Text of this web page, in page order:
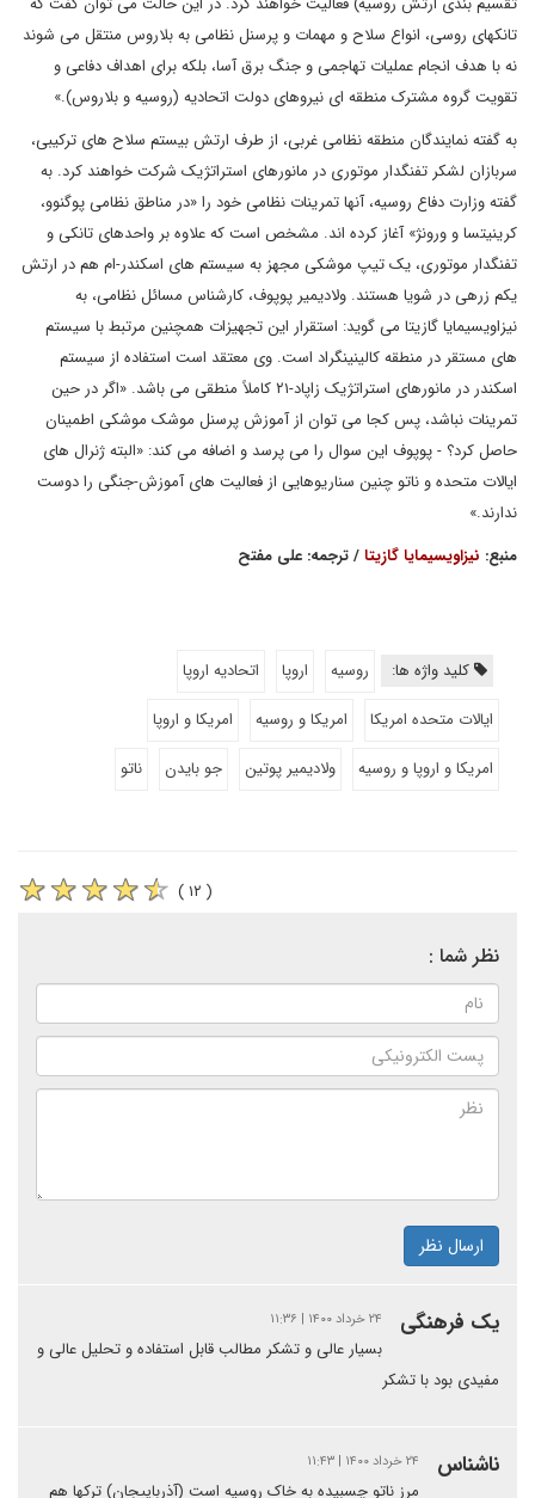
تانکهای روسی، انواع سلاح و مهمات و پرسنل نظامی به بلاروس منتقل می شوند
نه با هدف انجام عملیات تهاجمی و جنگ برق آسا، بلکه برای اهداف دفاعی و
تقویت گروه مشترک منطقه ای نیروهای دولت اتحادیه (روسیه و بلاروس).»
به گفته نمایندگان منطقه نظامی غربی، از طرف ارتش بیستم سلاح های ترکیبی،
سربازان لشکر تفنگدار موتوری در مانورهای استراتژیک شرکت خواهند کرد. به
گفته وزارت دفاع روسیه، آنها تمرینات نظامی خود را «در مناطق نظامی پوگنوو،
کرینیتسا و ورونژ» آغاز کرده اند. مشخص است که علاوه بر واحدهای تانکی و
تفنگدار موتوری، یک تیپ موشکی مجهز به سیستم های اسکندر-ام هم در ارتش
یکم زرهی در شویا هستند. ولادیمیر پوپوف، کارشناس مسائل نظامی، به
نیزاویسیمایا گازیتا می گوید: استقرار این تجهیزات همچنین مرتبط با سیستم
های مستقر در منطقه کالینینگراد است. وی معتقد است استفاده از سیستم
اسکندر در مانورهای استراتژیک زاپاد-۲۱ کاملاً منطقی می باشد. «اگر در حین
تمرینات نباشد، پس کجا می توان از آموزش پرسنل موشک موشکی اطمینان
حاصل کرد؟ - پوپوف این سوال را می پرسد و اضافه می کند: «البته ژنرال های
ایالات متحده و ناتو چنین سناریوهایی از فعالیت های آموزش-جنگی را دوست
ندارند.»
منبع: نیزاویسیمایا گازیتا/ ترجمه: علی مفتح
کلید واژه ها: روسیه اروپا
اتحادیه اروپا
ایالات متحده امریکا
امریکا و روسیه
امریکا و اروپا
امریکا و اروپا و روسیه
ولادیمیر پوتین جو بایدن ناتو
( ۱۲ )
نظر شما :
ارسال نظر
یک فرهنگی ۲۴ خرداد ۱۴۰۰ | ۱۱:۳۶
بسیار عالی و تشکر مطالب قابل استفاده و تحلیل عالی و
مفیدی بود با تشکر
ناشناس ۲۴ خرداد ۱۴۰۰ | ۱۱:۴۳
مرز ناتو چسبیده به خاک روسیه است (آذرباییجان) ترکها هم